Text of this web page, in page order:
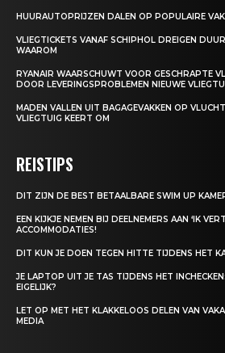
HUURAUTOPRIJZEN DALEN OP POPULAIRE
VLIEGTICKETS VANAF SCHIPHOL DREIGEN
WAAROM
RYANAIR WAARSCHUWT VOOR GESCHRAPTE
DOOR LEVERINGSPROBLEMEN NIEUWE
MADEN VALLEN UIT BAGAGEVAKKEN OP
VLIEGTUIG KEERT OM
REISTIPS
DIT ZIJN DE BEST BETAALBARE SWIM UP
EEN KIJKJE NEMEN BIJ DEELNEMERS AAN ‘IK
ACCOMMODATIES!
DIT KUN JE DOEN TEGEN HITTE TIJDENS HET
JE LAPTOP UIT JE TAS TIJDENS HET
EIGELIJK?
LET OP MET HET KLAKKELOOS DELEN VAN
MEDIA